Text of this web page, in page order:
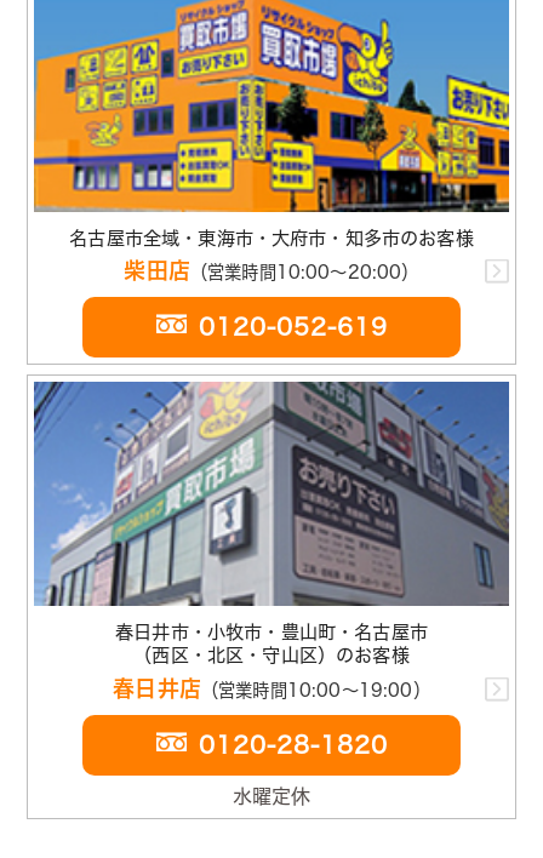
名古屋市全域・東海市・大府市・知多市のお客様
柴田店 （営業時間10:00～20:00）
0120-052-619
春日井市・小牧市・豊山町・名古屋市
（西区・北区・守山区）のお客様
春日井店 （営業時間10:00～19:00）
0120-28-1820
水曜定休